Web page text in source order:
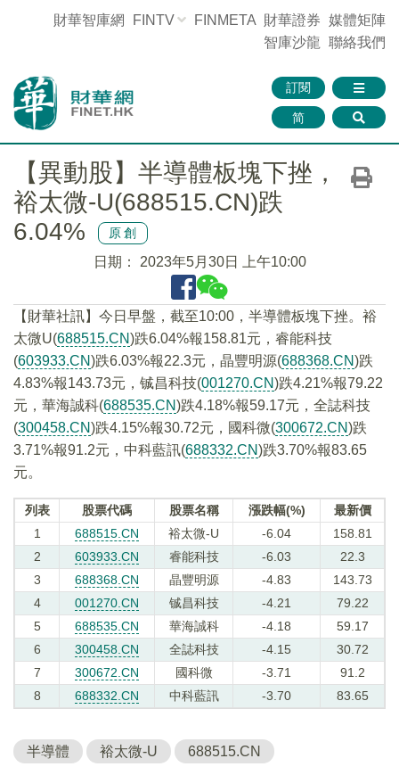
財華智庫網 FINTV FINMETA 財華證券 媒體矩陣
智庫沙龍 聯絡我們
訂閱
简
【異動股】半導體板塊下挫，
裕太微-U(688515.CN)跌
6.04%
原創
日期： 2023年5月30日 上午10:00
【財華社訊】今日早盤，截至10:00，半導體板塊下挫。裕
太微U(688515.CN)跌6.04%報158.81元，睿能科技
(603933.CN)跌6.03%報22.3元，晶豐明源(688368.CN)跌
4.83%報143.73元，铖昌科技(001270.CN)跌4.21%報79.22
元，華海誠科(688535.CN)跌4.18%報59.17元，全誌科技
(300458.CN)跌4.15%報30.72元，國科微(300672.CN)跌
3.71%報91.2元，中科藍訊(688332.CN)跌3.70%報83.65
元。
列表 股票代碼 股票名稱 漲跌幅(%)
最新價
1
688515.CN 裕太微-U -6.04
158.81
2
603933.CN 睿能科技 -6.03
22.3
3
688368.CN 晶豐明源 -4.83
143.73
4
001270.CN 铖昌科技 -4.21
79.22
5
688535.CN 華海誠科 -4.18
59.17
6
300458.CN 全誌科技 -4.15
30.72
7
300672.CN 國科微 -3.71
91.2
8
688332.CN 中科藍訊 -3.70 83.65
半導體 裕太微-U 688515.CN